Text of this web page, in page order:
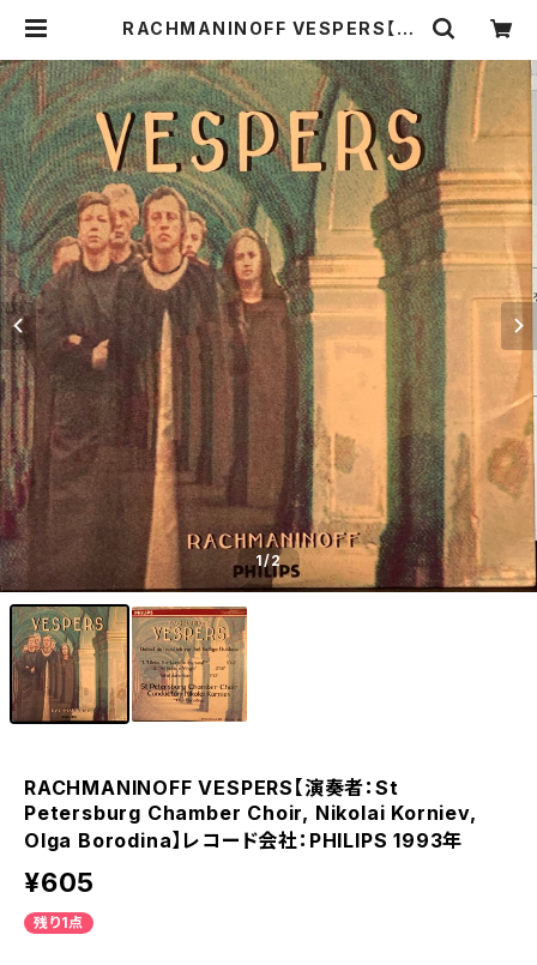
RACHMANINOFF VESPERS【演
Choir, Nikolai Korniev, Olga B
orodina】レコード会社：PHILIPS 1
993年 | Birds' Tale Collective
1/2
RACHMANINOFF VESPERS【演奏者：St
Petersburg Chamber Choir, Nikolai Korniev,
Olga Borodina】レコード会社：PHILIPS 1993年
¥605
残り1点